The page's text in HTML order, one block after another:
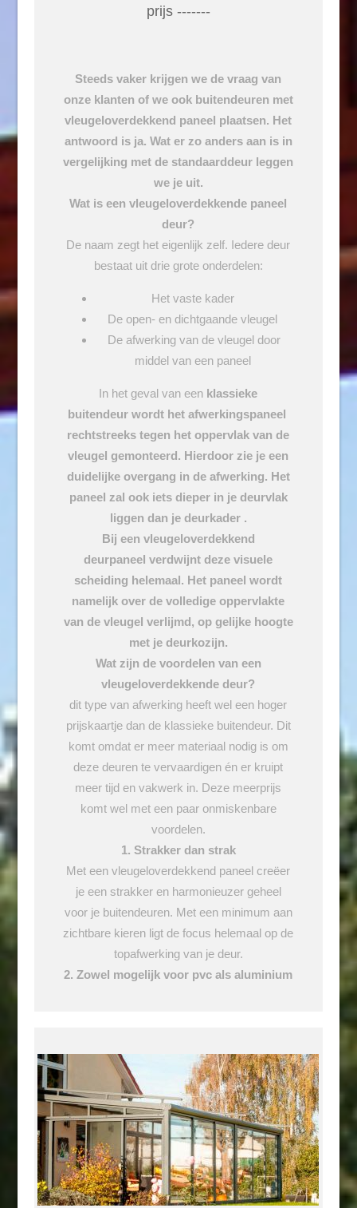
prijs -------
Steeds vaker krijgen we de vraag van
onze klanten of we ook buitendeuren met
vleugeloverdekkend paneel plaatsen. Het
antwoord is ja. Wat er zo anders aan is in
vergelijking met de standaarddeur leggen
we je uit.
Wat is een vleugeloverdekkende paneel
deur?
De naam zegt het eigenlijk zelf. Iedere deur
bestaat uit drie grote onderdelen:
Het vaste kader
De open- en dichtgaande vleugel
De afwerking van de vleugel door
middel van een paneel
In het geval van een klassieke
buitendeur wordt het afwerkingspaneel
rechtstreeks tegen het oppervlak van de
vleugel gemonteerd. Hierdoor zie je een
duidelijke overgang in de afwerking. Het
paneel zal ook iets dieper in je deurvlak
liggen dan je deurkader .
Bij een vleugeloverdekkend
deurpaneel verdwijnt deze visuele
scheiding helemaal. Het paneel wordt
namelijk over de volledige oppervlakte
van de vleugel verlijmd, op gelijke hoogte
met je deurkozijn.
Wat zijn de voordelen van een
vleugeloverdekkende deur?
dit type van afwerking heeft wel een hoger
prijskaartje dan de klassieke buitendeur. Dit
komt omdat er meer materiaal nodig is om
deze deuren te vervaardigen én er kruipt
meer tijd en vakwerk in. Deze meerprijs
komt wel met een paar onmiskenbare
voordelen.
1. Strakker dan strak
Met een vleugeloverdekkend paneel creëer
je een strakker en harmonieuzer geheel
voor je buitendeuren. Met een minimum aan
zichtbare kieren ligt de focus helemaal op de
topafwerking van je deur.
2. Zowel mogelijk voor pvc als aluminium